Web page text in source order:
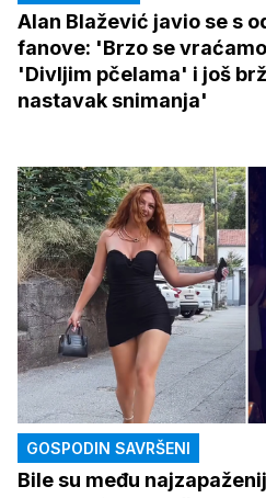
Alan Blažević javio se s
fanove: 'Brzo se
'Divljim pčelama' i još
nastavak snimanja'
GOSPODIN SAVRŠENI
Bile su među